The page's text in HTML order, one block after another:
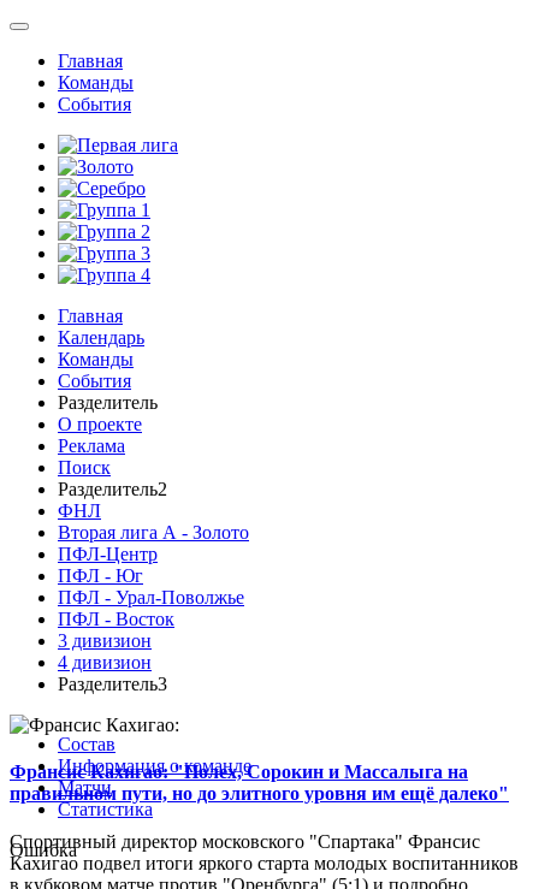
Главная
Команды
События
Главная
Календарь
Команды
События
Разделитель
О проекте
Реклама
Поиск
Разделитель2
ФНЛ
Вторая лига А - Золото
ПФЛ-Центр
ПФЛ - Юг
ПФЛ - Урал-Поволжье
ПФЛ - Восток
3 дивизион
4 дивизион
Разделитель3
Франсис Кахигао: "Полех, Сорокин и Массалыга на
правильном пути, но до элитного уровня им ещё далеко"
Спортивный директор московского "Спартака" Франсис
Кахигао подвел итоги яркого старта молодых воспитанников
в кубковом матче против "Оренбурга" (5:1) и подробно
Состав
Информация о команде
Матчи
Статистика
Ошибка